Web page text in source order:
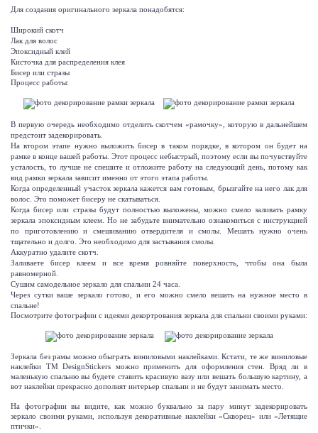
Для создания оригинального зеркала понадобятся:
Широкий скотч
Лак для волос
Эпоксидный клей
Кисточка для распределения клея
Бисер или стразы
Процесс работы:
В первую очередь необходимо отделить скотчем «рамочку», которую в дальнейшем
предстоит задекорировать.
На втором этапе нужно выложить бисер в таком порядке, в котором он будет на
рамке в конце вашей работы. Этот процесс небыстрый, поэтому если вы почувствуйте
усталость, то лучше не спешите и отложите работу на следующий день, потому как
вид рамки зеркала зависит именно от этого этапа работы.
Когда определенный участок зеркала кажется вам готовым, брызгайте на него лак для
волос. Это поможет бисеру не скатываться.
Когда бисер или стразы будут полностью выложены, можно смело заливать рамку
зеркала эпоксидным клеем. Но не забудьте внимательно ознакомиться с инструкцией
по приготовлению и смешиванию отвердителя и смолы. Мешать нужно очень
тщательно и долго. Это необходимо для застывания смолы.
Аккуратно удалите скотч.
Заливаете бисер клеем и все время ровняйте поверхность, чтобы она была
равномерной.
Сушим самодельное зеркало для спальни 24 часа.
Через сутки ваше зеркало готово, и его можно смело вешать на нужное место в
спальне!
Посмотрите фотографии с идеями декортрования зеркала для спальни своими руками:
Зеркала без рамы можно обыграть виниловыми наклейками. Кстати, те же виниловые
наклейки ТМ DesignStickers можно применить для оформления стен. Вряд ли в
маленькую спальню вы будете ставить красивую вазу или вешать большую картину, а
вот наклейки прекрасно дополнят интерьер спальни и не будут занимать место.
На фотографии вы видите, как можно буквально за пару минут задекорировать
зеркало своими руками, используя декоративные наклейки «Скворец» или «Летящие
птички».